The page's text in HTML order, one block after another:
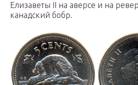
Елизаветы II на аверсе и на
канадский бобр.